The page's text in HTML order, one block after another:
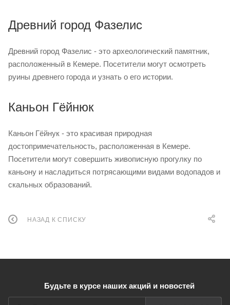
Древний город Фазелис
Древний город Фазелис - это археологический памятник,
расположенный в Кемере. Посетители могут осмотреть
руины древнего города и узнать о его истории.
Каньон Гёйнюк
Каньон Гёйнук - это красивая природная
достопримечательность, расположенная в Кемере.
Посетители могут совершить живописную прогулку по
каньону и насладиться потрясающими видами водопадов и
скальных образований.
НАЗАД К СПИСКУ
Будьте в курсе наших акций и новостей